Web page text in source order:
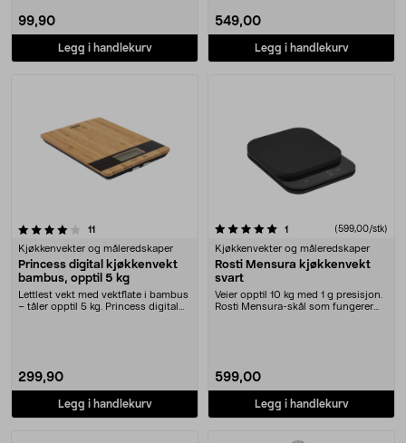
99,90
Legg i handlekurv
549,00
Legg i handlekurv
11
Kjøkkenvekter og måleredskaper
Princess digital kjøkkenvekt
bambus, opptil 5 kg
Lettlest vekt med vektflate i bambus
– tåler opptil 5 kg. Princess digital
299,90
Legg i handlekurv
5.0 av 5 stjerner 1 anmeldelser(599,00/stk)
Kjøkkenvekter og måleredskaper
Rosti Mensura kjøkkenvekt
svart
Veier opptil 10 kg med 1 g presisjon.
Rosti Mensura-skål som fungerer
599,00
Legg i handlekurv